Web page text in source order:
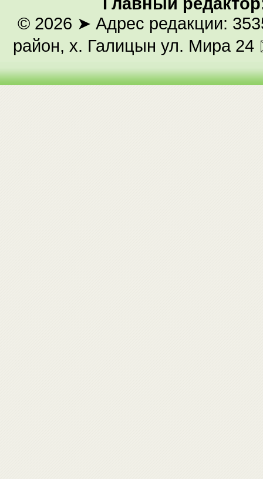
© 2026 ➤ Адрес редакции:
район, х. Галицын ул. Мира